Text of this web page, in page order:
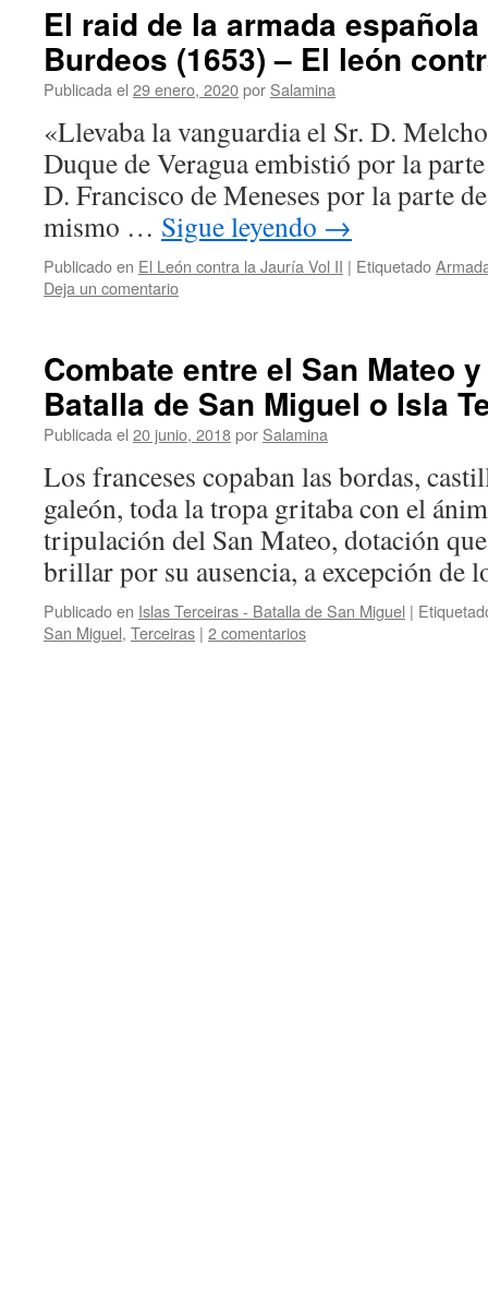
El raid de la armada
Burdeos (1653) – El león
Publicada el 29 enero, 2020por Salamina
«Llevaba la vanguardia el Sr. D.
Duque de Veragua embistió por la
D. Francisco de Meneses por la parte
mismo … Sigue leyendo →
Publicado en El León contra la Jauría Vol II | Etiquetado
Deja un comentario
Combate entre el San Mateo
Batalla de San Miguel o Isla
Publicada el 20 junio, 2018por Salamina
Los franceses copaban las bordas,
galeón, toda la tropa gritaba con el
tripulación del San Mateo, dotación
brillar por su ausencia, a excepción
Publicado en Islas Terceiras - Batalla de San Miguel |
San Miguel, Terceiras | 2 comentarios